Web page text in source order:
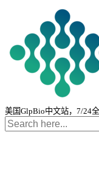
美国GlpBio中文站，7/24